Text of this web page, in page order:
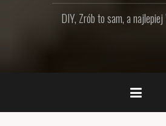
DIY, Zrób to sam, a